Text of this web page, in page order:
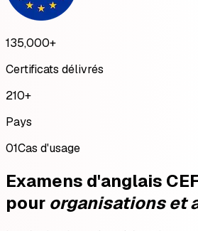
135,000+
Certificats délivrés
210+
Pays
01Cas d'usage
Examens d'anglais
pour organisations et